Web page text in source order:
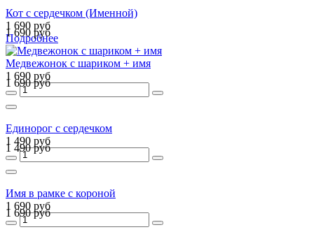
Кот с сердечком (Именной)
1 690 руб
1 690 руб
Подробнее
Медвежонок с шариком + имя
1 690 руб
1 690 руб
Единорог с сердечком
1 490 руб
1 490 руб
Имя в рамке с короной
1 690 руб
1 690 руб